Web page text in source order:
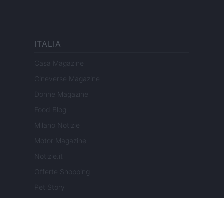
ITALIA
Casa Magazine
Cineverse Magazine
Donne Magazine
Food Blog
Milano Notizie
Motor Magazine
Notizie.it
Offerte Shopping
Pet Story